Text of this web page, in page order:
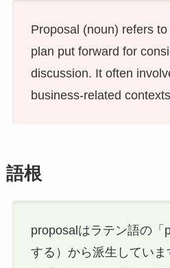
Proposal (noun) refers
plan put forward for
discussion. It often
business-related
語根
proposalはラテン語の「
する）から派生してい